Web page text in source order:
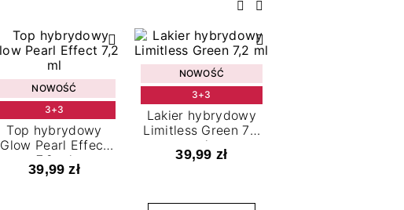
Poprzedni
Następny
NOWOŚĆ
3+3
Top hybrydowy
Glow Pearl Effect
7,2 ml
39,99 zł
NOWOŚĆ
3+3
Lakier hybrydowy
Limitless Green 7,2
ml
39,99 zł